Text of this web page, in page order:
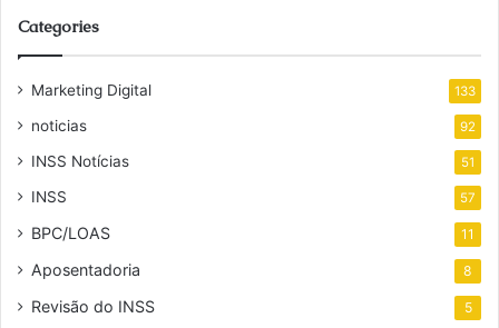
Categories
Marketing Digital 133
noticias 92
INSS Notícias 51
INSS 57
BPC/LOAS 11
Aposentadoria 8
Revisão do INSS 5